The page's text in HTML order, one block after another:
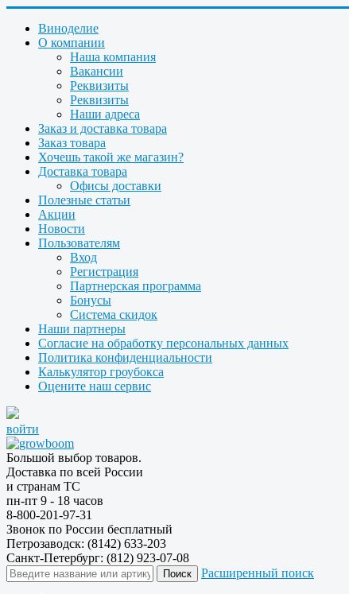
Виноделие
О компании
Наша компания
Вакансии
Реквизиты
Реквизиты
Наши адреса
Заказ и доставка товара
Заказ товара
Хочешь такой же магазин?
Доставка товара
Офисы доставки
Полезные статьи
Акции
Новости
Пользователям
Вход
Регистрация
Партнерская программа
Бонусы
Система скидок
Наши партнеры
Согласие на обработку персональных данных
Политика конфиденциальности
Калькулятор гроубокса
Оцените наш сервис
войти
Большой выбор товаров.
Доставка по всей России
и странам ТС
пн-пт 9 - 18 часов
8-800-201-97-31
Звонок по России бесплатный
Петрозаводск: (8142) 633-203
Санкт-Петербург: (812) 923-07-08
Расширенный поиск